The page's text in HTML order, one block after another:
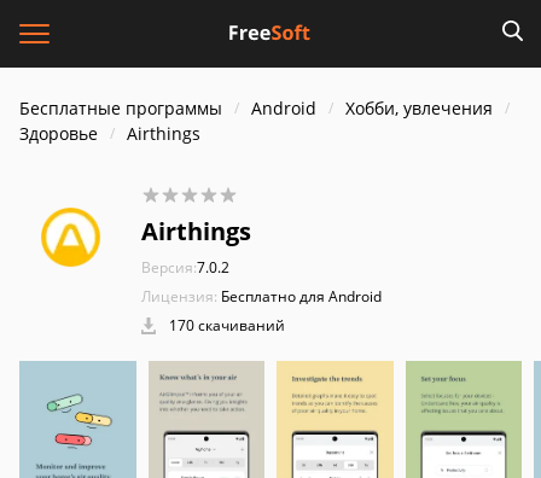
Бесплатные программы Android
Хобби, увлечения
Здоровье
Airthings
Airthings
Версия:7.0.2
Лицензия: Бесплатно для Android
170 скачиваний